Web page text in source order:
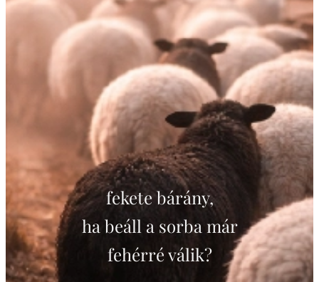
fekete bárány,
ha beáll a sorba már
fehérré válik?